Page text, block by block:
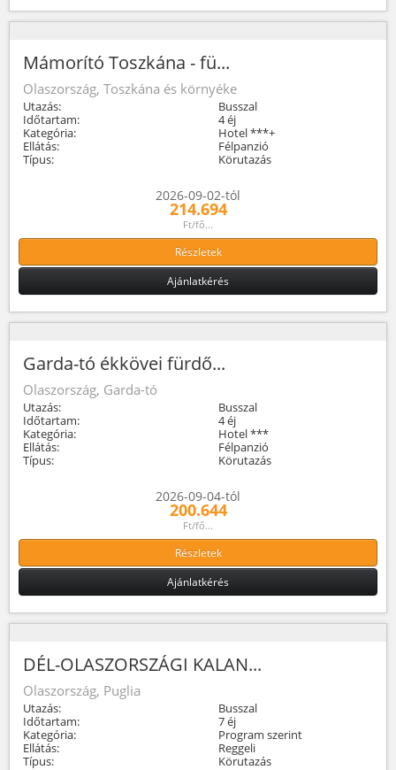
Mámorító Toszkána - fü...
Olaszország, Toszkána és környéke
Utazás:
Busszal
Időtartam:
4 éj
Kategória:
Hotel ***+
Ellátás:
Félpanzió
Típus:
Körutazás
2026-09-02-tól
214.694
Ft/fő...
Részletek
Ajánlatkérés
Garda-tó ékkövei fürdő...
Olaszország, Garda-tó
Utazás:
Busszal
Időtartam:
4 éj
Kategória:
Hotel ***
Ellátás:
Félpanzió
Típus:
Körutazás
2026-09-04-tól
200.644
Ft/fő...
Részletek
Ajánlatkérés
DÉL-OLASZORSZÁGI KALAN...
Olaszország, Puglia
Utazás:
Busszal
Időtartam:
7 éj
Kategória:
Program szerint
Ellátás:
Reggeli
Típus:
Körutazás